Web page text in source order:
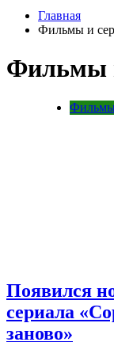
Главная
Фильмы и
Фильмы
Появился
сериала
заново»